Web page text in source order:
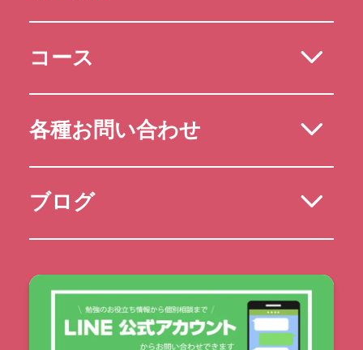
コース
各種お問い合わせ
ブログ